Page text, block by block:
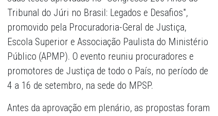
Tribunal do Júri no Brasil: Legados e Desafios",
promovido pela Procuradoria-Geral de Justiça,
Escola Superior e Associação Paulista do Ministério
Público (APMP). O evento reuniu procuradores e
promotores de Justiça de todo o País, no período de
4 a 16 de setembro, na sede do MPSP.
Antes da aprovação em plenário, as propostas foram